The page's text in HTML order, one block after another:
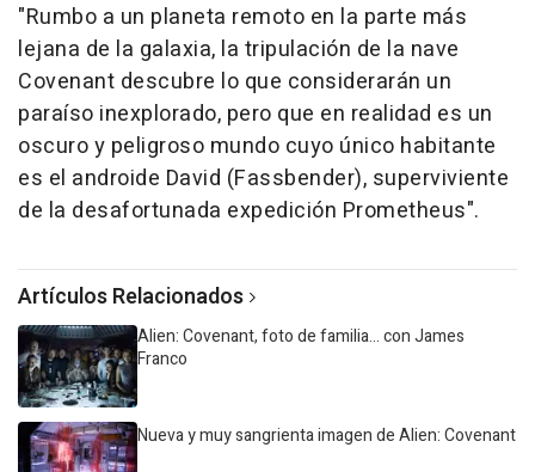
"Rumbo a un planeta remoto en la parte más
lejana de la galaxia, la tripulación de la nave
Covenant descubre lo que considerarán un
paraíso inexplorado, pero que en realidad es un
oscuro y peligroso mundo cuyo único habitante
es el androide David (Fassbender), superviviente
de la desafortunada expedición Prometheus".
Artículos Relacionados
Alien: Covenant, foto de familia... con James
Franco
Nueva y muy sangrienta imagen de Alien: Covenant